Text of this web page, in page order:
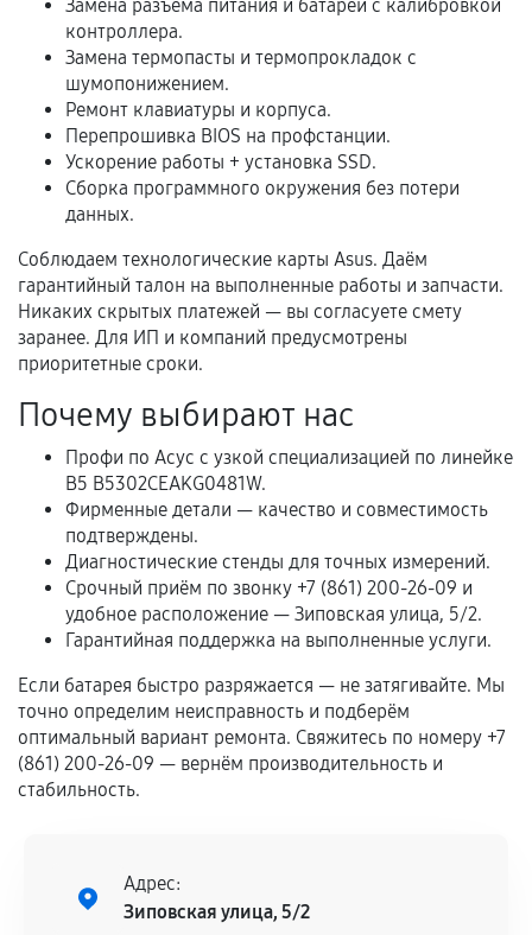
условия продления согласовываются отдельно и
фиксируются в документах.
Когда гарантия не действует
Нарушение правил эксплуатации,
механические повреждения, попадание влаги,
перегрев, коррозия.
Самостоятельный ремонт или вмешательство
третьих лиц.
Естественный износ деталей, если иное не
Обращение после окончания гарантийного
срока.
отдельных условиях.
Если комплектующие куплены
самостоятельно
Гарантия на выполненные работы может
сохраняться полностью или частично, если
соблюдены следующие условия:
Предоставленные детали подходят по
Установка была выполнена нашим сервисным
центром.
Замена разъёма питания и батареи с калибровкой
контроллера.
Замена термопасты и термопрокладок с
шумопонижением.
Ремонт клавиатуры и корпуса.
Перепрошивка BIOS на профстанции.
Ускорение работы + установка SSD.
Сборка программного окружения без потери
данных.
Соблюдаем технологические карты Asus. Даём
гарантийный талон на выполненные работы и запчасти.
Никаких скрытых платежей — вы согласуете смету
заранее. Для ИП и компаний предусмотрены
приоритетные сроки.
Почему выбирают нас
Профи по Асус с узкой специализацией по линейке
B5 B5302CEAKG0481W.
Фирменные детали — качество и совместимость
подтверждены.
Диагностические стенды для точных измерений.
Срочный приём по звонку +7 (861) 200-26-09 и
удобное расположение — Зиповская улица, 5/2.
Гарантийная поддержка на выполненные услуги.
Если батарея быстро разряжается — не затягивайте. Мы
точно определим неисправность и подберём
оптимальный вариант ремонта. Свяжитесь по номеру +7
(861) 200-26-09 — вернём производительность и
стабильность.
Адрес:
Зиповская улица, 5/2